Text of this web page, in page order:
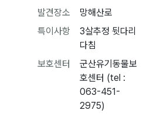
발견장소
망해산로
특이사항
3살추정 뒷다리
다침
보호센터
군산유기동물보
호센터 (tel :
063-451-
2975)